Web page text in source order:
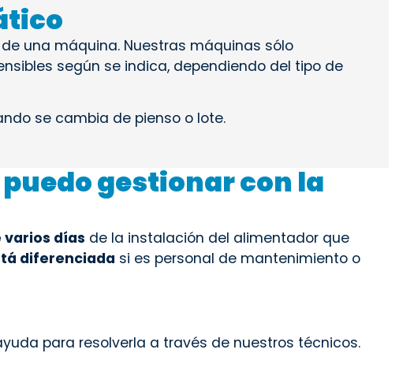
una máquina. Nuestras máquinas sólo
según se indica, dependiendo del tipo de
se cambia de pienso o lote.
gestionar con la
varios días de la instalación del alimentador que
diferenciada si es personal de mantenimiento o
para resolverla a través de nuestros técnicos.